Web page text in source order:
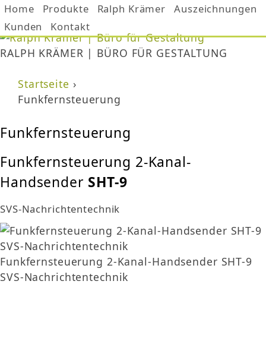
Jump to navigation
Home Produkte Ralph Krämer
Auszeichnungen
Kunden
Kontakt
RALPH KRÄMER | BÜRO FÜR GESTALTUNG
Sie sind hier
Startseite ›
Funkfernsteuerung
Funkfernsteuerung
Funkfernsteuerung 2-Kanal-
Handsender SHT-9
SVS-Nachrichtentechnik
Funkfernsteuerung 2-Kanal-Handsender SHT-9
SVS-Nachrichtentechnik